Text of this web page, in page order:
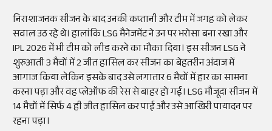
निराशाजनक सीजन के बाद उनकी कप्तानी और टीम में जगह को लेकर
सवाल उठ रहे थे। हालांकि LSG मैनेजमेंट ने उन पर भरोसा बना रखा और
IPL 2026 में भी टीम को लीड करने का मौका दिया। इस सीजन LSG ने
शुरुआती 3 मैचों में 2 जीत हासिल कर सीजन का बेहतरीन अंदाज में
आगाज किया लेकिन इसके बाद उसे लगातार 6 मैचों में हार का सामना
करना पड़ा और वह प्लेऑफ की रेस से बाहर हो गई। LSG मौजूदा सीजन में
14 मैचों में सिर्फ 4 ही जीत हासिल कर पाई और उसे आखिरी पायादन पर
रहना पड़ा।